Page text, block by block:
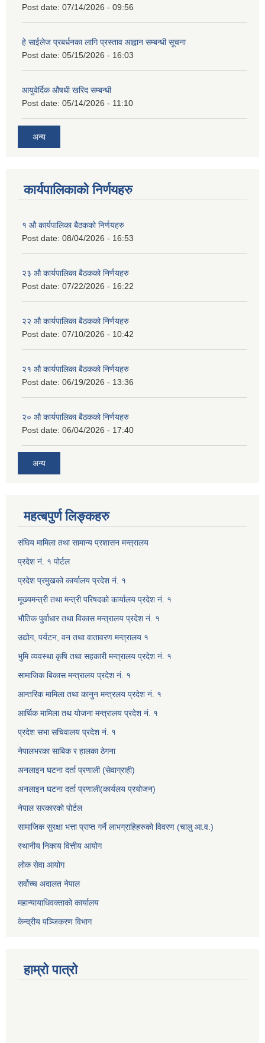
Post date: 07/14/2026 - 09:56
हे साईलेज प्रबर्धनका लागि प्रस्ताव आह्वान सम्बन्धी सूचना
Post date: 05/15/2026 - 16:03
आयुवेर्दिक औषधी खरिद सम्बन्धी
Post date: 05/14/2026 - 11:10
अन्य
कार्यपालिकाको निर्णयहरु
१ औ कार्यपालिका बैठकको निर्णयहरु
Post date: 08/04/2026 - 16:53
२३ औ कार्यपालिका बैठकको निर्णयहरु
Post date: 07/22/2026 - 16:22
२२ औ कार्यपालिका बैठकको निर्णयहरु
Post date: 07/10/2026 - 10:42
२१ औ कार्यपालिका बैठकको निर्णयहरु
Post date: 06/19/2026 - 13:36
२० औ कार्यपालिका बैठकको निर्णयहरु
Post date: 06/04/2026 - 17:40
अन्य
महत्बपुर्ण लिङ्कहरु
संघिय मामिला तथा सामान्य प्रशासन मन्त्रालय
प्रदेश नं. १ पोर्टल
प्रदेश प्रमुखको कार्यालय प्रदेश नं. १
मूख्यमन्त्री तथा मन्त्री परिषदको कार्यालय प्रदेश नं. १
भौतिक पुर्वाधार तथा विकास मन्त्रालय प्रदेश नं. १
उद्योग, पर्यटन, वन तथा वातावरण मन्त्रालय १
भुमि व्यवस्था कृषि तथा सहकारी मन्त्रालय प्रदेश नं. १
सामाजिक बिकास मन्त्रालय प्रदेश नं. १
आन्तरिक मामिला तथा कानुन मन्त्रलय प्रदेश नं. १
आर्थिक मामिला तथ योजना मन्त्रालय प्रदेश नं. १
प्रदेश सभा सचिवालय प्रदेश नं. १
नेपालभरका साबिक र हालका ठेगना
अनलाइन घटना दर्ता प्रणाली (सेवाग्राही)
अनलाइन घटना दर्ता प्रणाली(कार्यलय प्रयोजन)
नेपाल सरकारको पोर्टल
सामाजिक सुरक्षा भत्ता प्राप्त गर्ने लाभग्राहिहरुको विवरण (चालु आ.व.)
स्थानीय निकाय वित्तीय आयोग
लोक सेवा आयोग
सर्वोच्च अदालत नेपाल
महान्यायाधिवक्ताको कार्यालय
केन्द्रीय पञ्जिकरण विभाग
हाम्रो पात्रो